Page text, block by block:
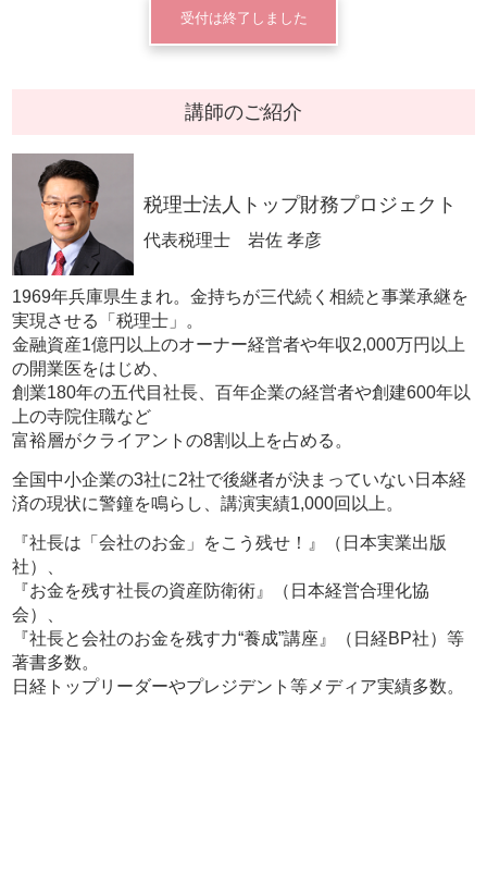
受付は終了しました
講師のご紹介
税理士法人トップ財務プロジェクト
代表税理士 岩佐 孝彦
1969年兵庫県生まれ。金持ちが三代続く相続と事業承継を
実現させる「税理士」。
金融資産1億円以上のオーナー経営者や年収2,000万円以上
の開業医をはじめ、
創業180年の五代目社長、百年企業の経営者や創建600年以
上の寺院住職など
富裕層がクライアントの8割以上を占める。
全国中小企業の3社に2社で後継者が決まっていない日本経
済の現状に警鐘を鳴らし、講演実績1,000回以上。
『社長は「会社のお金」をこう残せ！』（日本実業出版
社）、
『お金を残す社長の資産防衛術』（日本経営合理化協
会）、
『社長と会社のお金を残す力“養成”講座』（日経BP社）等
著書多数。
日経トップリーダーやプレジデント等メディア実績多数。